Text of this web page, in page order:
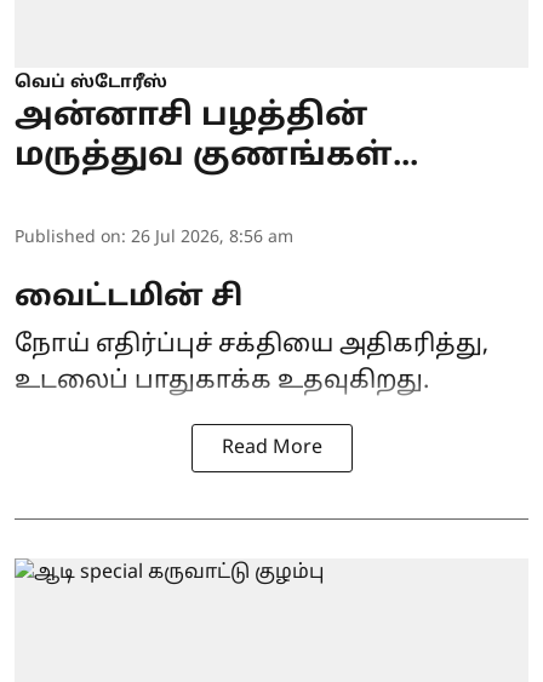
வெப் ஸ்டோரீஸ்
அன்னாசி பழத்தின்
மருத்துவ குணங்கள்...
Published on: 26 Jul 2026, 8:56 am
வைட்டமின் சி
நோய் எதிர்ப்புச் சக்தியை அதிகரித்து,
உடலைப் பாதுகாக்க உதவுகிறது.
Read More